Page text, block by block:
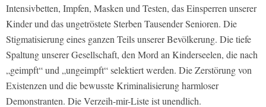
Intensivbetten, Impfen, Masken und Testen, das Einsperren unserer
Kinder und das ungetröstete Sterben Tausender Senioren. Die
Stigmatisierung eines ganzen Teils unserer Bevölkerung. Die tiefe
Spaltung unserer Gesellschaft, den Mord an Kinderseelen, die nach
„geimpft“ und „ungeimpft“ selektiert werden. Die Zerstörung von
Existenzen und die bewusste Kriminalisierung harmloser
Demonstranten. Die Verzeih-mir-Liste ist unendlich.